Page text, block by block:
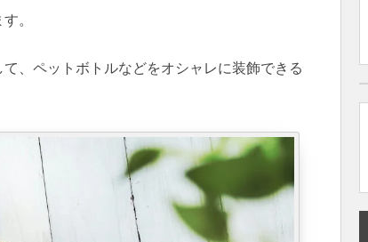
。
、ペットボトルなどをオシャレに装飾できる